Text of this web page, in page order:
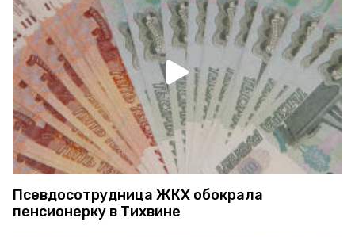
Псевдосотрудница ЖКХ обокрала
пенсионерку в Тихвине